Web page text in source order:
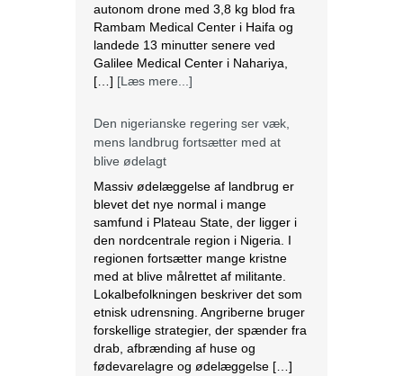
autonom drone med 3,8 kg blod fra
Rambam Medical Center i Haifa og
landede 13 minutter senere ved
Galilee Medical Center i Nahariya,
[…] [Læs mere...]
Den nigerianske regering ser væk,
mens landbrug fortsætter med at
blive ødelagt
Massiv ødelæggelse af landbrug er
blevet det nye normal i mange
samfund i Plateau State, der ligger i
den nordcentrale region i Nigeria. I
regionen fortsætter mange kristne
med at blive målrettet af militante.
Lokalbefolkningen beskriver det som
etnisk udrensning. Angriberne bruger
forskellige strategier, der spænder fra
drab, afbrænding af huse og
fødevarelagre og ødelæggelse […]